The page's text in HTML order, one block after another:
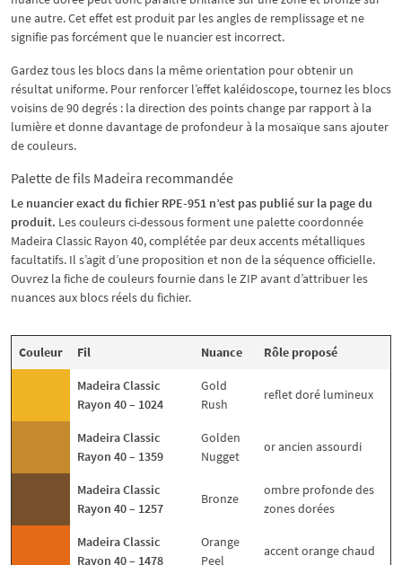
une autre. Cet effet est produit par les angles de remplissage et ne
signifie pas forcément que le nuancier est incorrect.
Gardez tous les blocs dans la même orientation pour obtenir un
résultat uniforme. Pour renforcer l’effet kaléidoscope, tournez les blocs
voisins de 90 degrés : la direction des points change par rapport à la
lumière et donne davantage de profondeur à la mosaïque sans ajouter
de couleurs.
Palette de fils Madeira recommandée
Le nuancier exact du fichier RPE-951 n’est pas publié sur la page du
produit. Les couleurs ci-dessous forment une palette coordonnée
Madeira Classic Rayon 40, complétée par deux accents métalliques
facultatifs. Il s’agit d’une proposition et non de la séquence officielle.
Ouvrez la fiche de couleurs fournie dans le ZIP avant d’attribuer les
nuances aux blocs réels du fichier.
Couleur Fil Nuance Rôle proposé
Madeira Classic
Rayon 40 – 1024
Gold
Rush
reflet doré lumineux
Madeira Classic
Rayon 40 – 1359
Golden
Nugget
or ancien assourdi
Madeira Classic
Rayon 40 – 1257
Bronze
ombre profonde des
zones dorées
Madeira Classic
Rayon 40 – 1478
Orange
Peel
accent orange chaud